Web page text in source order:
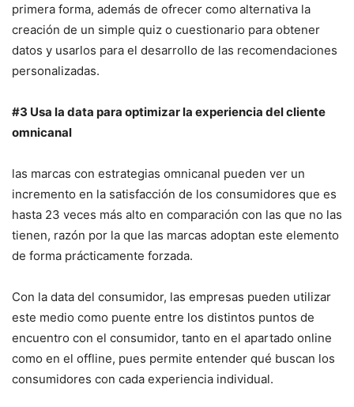
primera forma, además de ofrecer como alternativa la
creación de un simple quiz o cuestionario para obtener
datos y usarlos para el desarrollo de las recomendaciones
personalizadas.
#3 Usa la data para optimizar la experiencia del cliente
omnicanal
las marcas con estrategias omnicanal pueden ver un
incremento en la satisfacción de los consumidores que es
hasta 23 veces más alto en comparación con las que no las
tienen, razón por la que las marcas adoptan este elemento
de forma prácticamente forzada.
Con la data del consumidor, las empresas pueden utilizar
este medio como puente entre los distintos puntos de
encuentro con el consumidor, tanto en el apartado online
como en el offline, pues permite entender qué buscan los
consumidores con cada experiencia individual.